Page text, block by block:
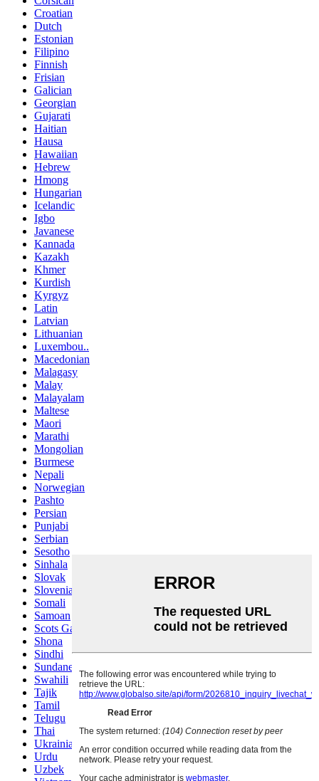
Croatian
Dutch
Estonian
Filipino
Finnish
Frisian
Galician
Georgian
Gujarati
Haitian
Hausa
Hawaiian
Hebrew
Hmong
Hungarian
Icelandic
Igbo
Javanese
Kannada
Kazakh
Khmer
Kurdish
Kyrgyz
Latin
Latvian
Lithuanian
Luxembou..
Macedonian
Malagasy
Malay
Malayalam
Maltese
Maori
Marathi
Mongolian
Burmese
Nepali
Norwegian
Pashto
Persian
Punjabi
Serbian
Sesotho
Sinhala
Slovak
Slovenian
Somali
Samoan
Scots Gaelic
Shona
Sindhi
Sundanese
Swahili
Tajik
Tamil
Telugu
Thai
Ukrainian
Urdu
Uzbek